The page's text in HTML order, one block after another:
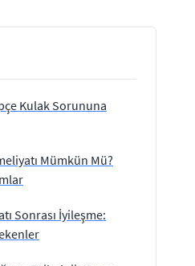
Kulak Sorununa
Mümkün Mü?
Sonrası İyileşme: